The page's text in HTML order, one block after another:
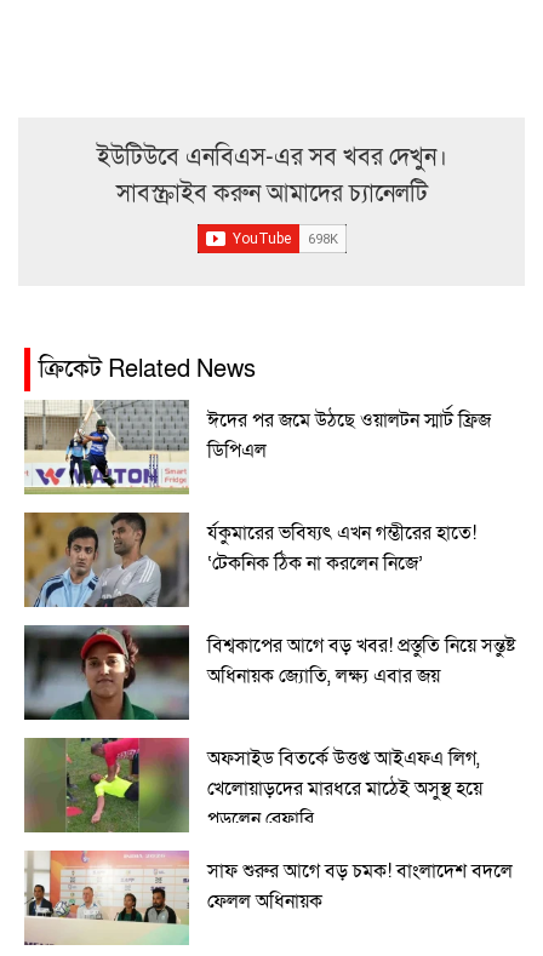
ইউটিউবে এনবিএস-এর সব খবর দেখুন।
সাবস্ক্রাইব করুন আমাদের চ্যানেলটি
ক্রিকেট Related News
ঈদের পর জমে উঠছে ওয়ালটন স্মার্ট ফ্রিজ
ডিপিএল
র্যকুমারের ভবিষ্যৎ এখন গম্ভীরের হাতে!
‘টেকনিক ঠিক না করলেন নিজে’
বিশ্বকাপের আগে বড় খবর! প্রস্তুতি নিয়ে সন্তুষ্ট
অধিনায়ক জ্যোতি, লক্ষ্য এবার জয়
অফসাইড বিতর্কে উত্তপ্ত আইএফএ লিগ,
খেলোয়াড়দের মারধরে মাঠেই অসুস্থ হয়ে
পড়লেন রেফারি
সাফ শুরুর আগে বড় চমক! বাংলাদেশ বদলে
ফেলল অধিনায়ক